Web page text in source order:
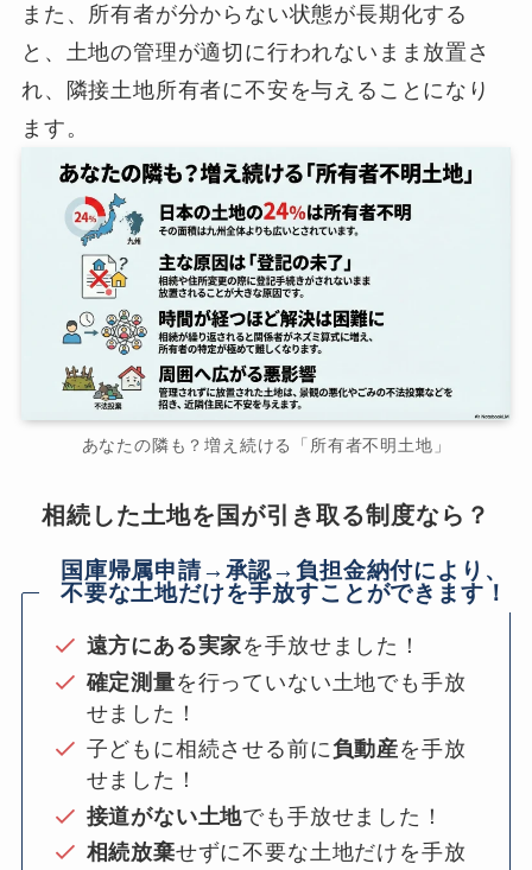
また、所有者が分からない状態が長期化する
と、土地の管理が適切に行われないまま放置さ
れ、隣接土地所有者に不安を与えることになり
ます。
あなたの隣も？増え続ける「所有者不明土地」
相続した土地を国が引き取る制度なら？
国庫帰属申請→承認→負担金納付により、
不要な土地だけを手放すことができます！
遠方にある実家を手放せました！
確定測量を行っていない土地でも手放
せました！
子どもに相続させる前に負動産を手放
せました！
接道がない土地でも手放せました！
相続放棄せずに不要な土地だけを手放